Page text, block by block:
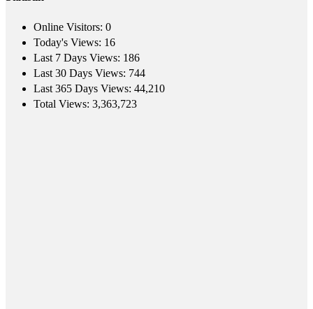
Online Visitors: 0
Today's Views: 16
Last 7 Days Views: 186
Last 30 Days Views: 744
Last 365 Days Views: 44,210
Total Views: 3,363,723